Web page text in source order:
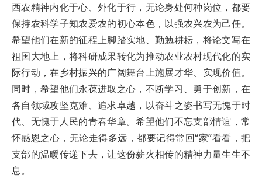
西农精神内化于心、外化于行，无论身处何种岗位，都要
保持农科学子知农爱农的初心本色，以强农兴农为己任。
希望他们在新的征程上脚踏实地、勤勉耕耘，将论文写在
祖国大地上，将科研成果转化为推动农业农村现代化的实
际行动，在乡村振兴的广阔舞台上施展才华、实现价值。
同时，希望他们永葆进取之心，不断学习、勇于创新，在
各自领域攻坚克难、追求卓越，以奋斗之姿书写无愧于时
代、无愧于人民的青春华章。希望他们不忘支部情谊，常
怀感恩之心，无论走得多远，都要记得常回“家”看看，把
支部的温暖传递下去，让这份薪火相传的精神力量生生不
息。